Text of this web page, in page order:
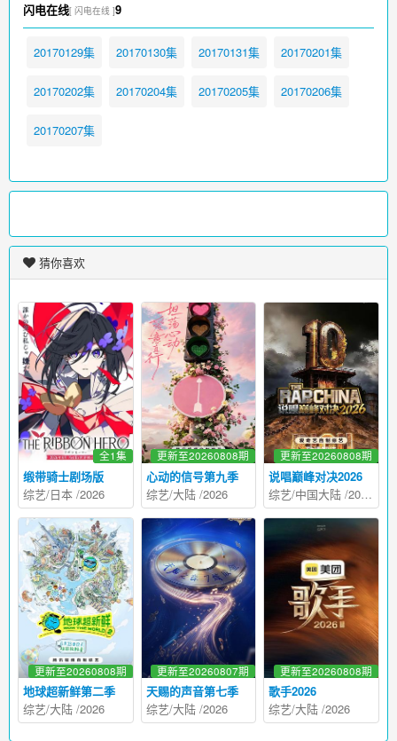
闪电在线[ 闪电在线 ]9
20170129集 20170130集 20170131集 20170201集
20170202集 20170204集 20170205集 20170206集
20170207集
猜你喜欢
缎带骑士剧场版
全1集
综艺/日本 /2026
心动的信号第九季
更新至20260808期
综艺/大陆/2026
说唱巅峰对决2026
更新至20260808期
综艺/中国大陆 /2026
地球超新鲜第二季
更新至20260808期
综艺/大陆 /2026
天赐的声音第七季
更新至20260807期
综艺/大陆/2026
歌手2026
更新至20260808期
综艺/大陆 /2026